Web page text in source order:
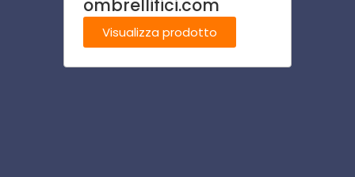
ombrellifici.com
Visualizza prodotto